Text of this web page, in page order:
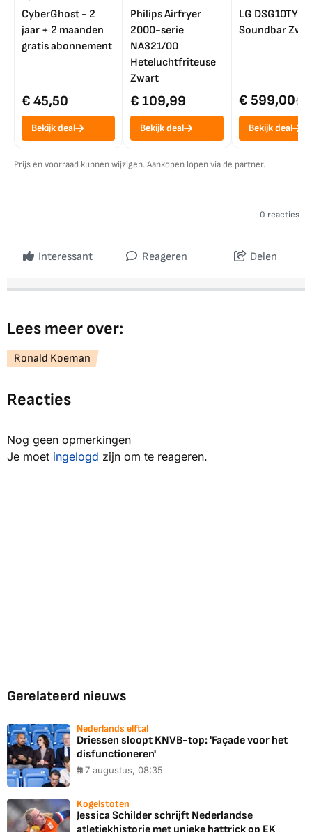
CyberGhost - 2
jaar + 2 maanden
gratis abonnement
€ 45,50
Bekijk deal
Philips Airfryer
2000-serie
NA321/00
Heteluchtfriteuse
Zwart
€ 109,99
Bekijk deal
LG DSG10TY
Soundbar
€ 599,00€
Bekijk deal
Prijs en voorraad kunnen wijzigen. Aankopen lopen via de partner.
0 reacties
Interessant Reageren Delen
Lees meer over:
Ronald Koeman
Reacties
Nog geen opmerkingen
Je moet ingelogd zijn om te reageren.
Gerelateerd nieuws
Nederlands elftal
Driessen sloopt KNVB-top: 'Façade voor het
disfunctioneren'
7 augustus, 08:35
Kogelstoten
Jessica Schilder schrijft Nederlandse